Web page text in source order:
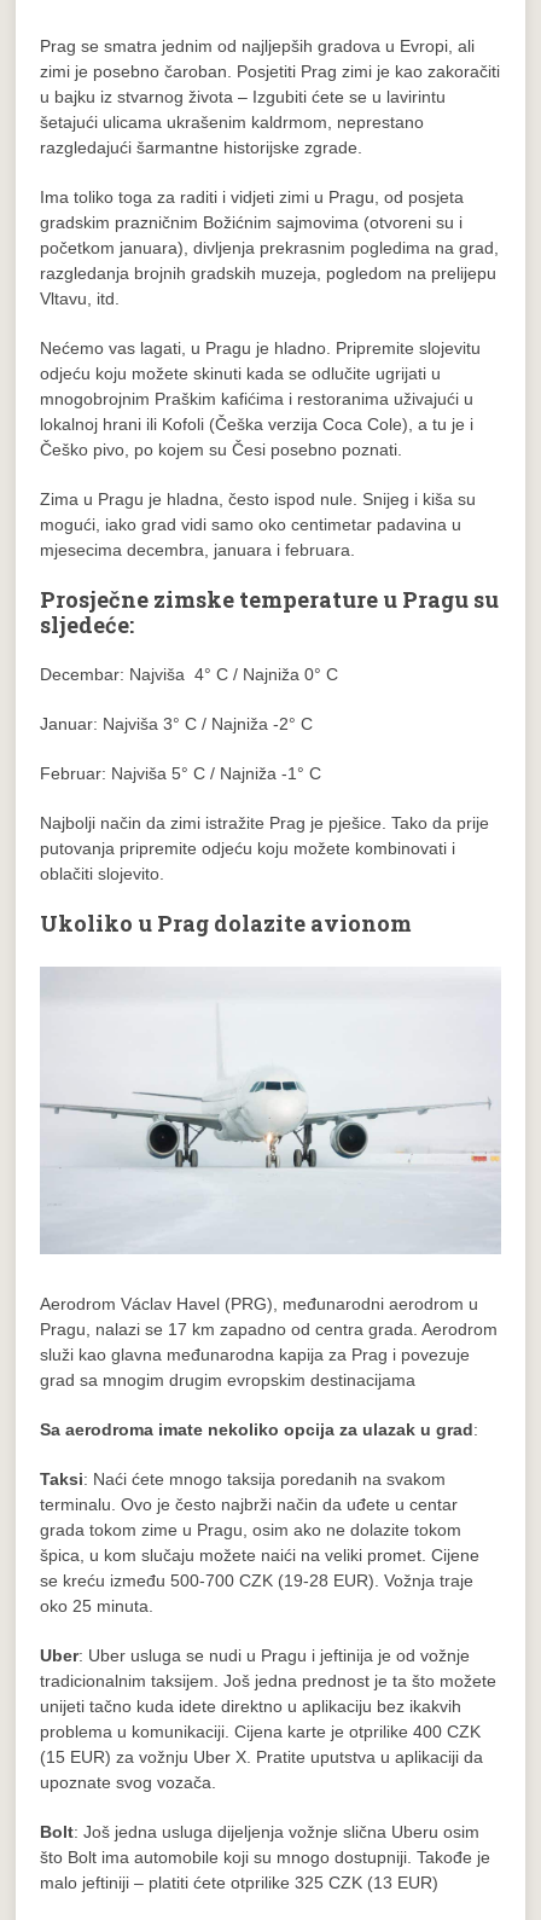
Prag se smatra jednim od najljepših gradova u Evropi, ali
zimi je posebno čaroban. Posjetiti Prag zimi je kao zakoračiti
u bajku iz stvarnog života – Izgubiti ćete se u lavirintu
šetajući ulicama ukrašenim kaldrmom, neprestano
razgledajući šarmantne historijske zgrade.
Ima toliko toga za raditi i vidjeti zimi u Pragu, od posjeta
gradskim prazničnim Božićnim sajmovima (otvoreni su i
početkom januara), divljenja prekrasnim pogledima na grad,
razgledanja brojnih gradskih muzeja, pogledom na prelijepu
Vltavu, itd.
Nećemo vas lagati, u Pragu je hladno. Pripremite slojevitu
odjeću koju možete skinuti kada se odlučite ugrijati u
mnogobrojnim Praškim kafićima i restoranima uživajući u
lokalnoj hrani ili Kofoli (Češka verzija Coca Cole), a tu je i
Češko pivo, po kojem su Česi posebno poznati.
Zima u Pragu je hladna, često ispod nule. Snijeg i kiša su
mogući, iako grad vidi samo oko centimetar padavina u
mjesecima decembra, januara i februara.
Prosječne zimske temperature u Pragu su
sljedeće:
Decembar: Najviša 4° C / Najniža 0° C
Januar: Najviša 3° C / Najniža -2° C
Februar: Najviša 5° C / Najniža -1° C
Najbolji način da zimi istražite Prag je pješice. Tako da prije
putovanja pripremite odjeću koju možete kombinovati i
oblačiti slojevito.
Ukoliko u Prag dolazite avionom
Aerodrom Václav Havel (PRG), međunarodni aerodrom u
Pragu, nalazi se 17 km zapadno od centra grada. Aerodrom
služi kao glavna međunarodna kapija za Prag i povezuje
grad sa mnogim drugim evropskim destinacijama
Sa aerodroma imate nekoliko opcija za ulazak u grad:
Taksi: Naći ćete mnogo taksija poredanih na svakom
terminalu. Ovo je često najbrži način da uđete u centar
grada tokom zime u Pragu, osim ako ne dolazite tokom
špica, u kom slučaju možete naići na veliki promet. Cijene
se kreću između 500-700 CZK (19-28 EUR). Vožnja traje
oko 25 minuta.
Uber: Uber usluga se nudi u Pragu i jeftinija je od vožnje
tradicionalnim taksijem. Još jedna prednost je ta što možete
unijeti tačno kuda idete direktno u aplikaciju bez ikakvih
problema u komunikaciji. Cijena karte je otprilike 400 CZK
(15 EUR) za vožnju Uber X. Pratite uputstva u aplikaciji da
upoznate svog vozača.
Bolt: Još jedna usluga dijeljenja vožnje slična Uberu osim
što Bolt ima automobile koji su mnogo dostupniji. Takođe je
malo jeftiniji – platiti ćete otprilike 325 CZK (13 EUR)